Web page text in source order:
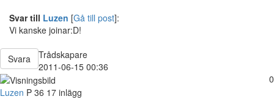
Svar till Luzen [Gå till post]:
Vi kanske joinar:D!
Svara
Trådskapare
2011-06-15 00:36
0
Luzen P 36 17 inlägg